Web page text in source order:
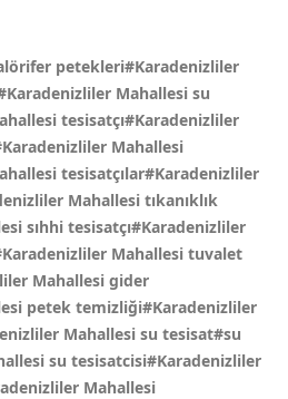
petekleri#Karadenizliler
Mahallesi su
tesisatçı#Karadenizliler
Mahallesi
tesisatçılar#Karadenizliler
Mahallesi tıkanıklık
sıhhi tesisatçı#Karadenizliler
Mahallesi tuvalet
Mahallesi gider
petek temizliği#Karadenizliler
Mahallesi su tesisat#su
su tesisatcisi#Karadenizliler
Mahallesi